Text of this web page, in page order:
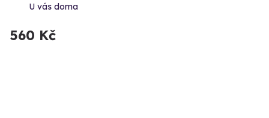
U vás doma
560 Kč